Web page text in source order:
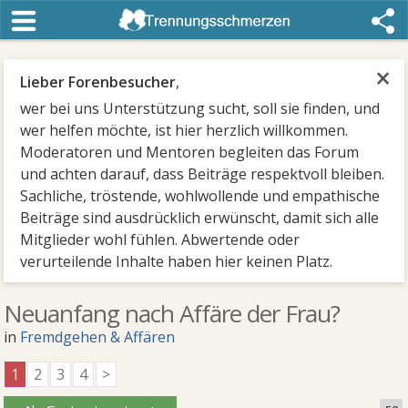
×
Lieber Forenbesucher,
wer bei uns Unterstützung sucht, soll sie finden, und
wer helfen möchte, ist hier herzlich willkommen.
Moderatoren und Mentoren begleiten das Forum
und achten darauf, dass Beiträge respektvoll bleiben.
Sachliche, tröstende, wohlwollende und empathische
Beiträge sind ausdrücklich erwünscht, damit sich alle
Mitglieder wohl fühlen. Abwertende oder
verurteilende Inhalte haben hier keinen Platz.
Neuanfang nach Affäre der Frau?
in Fremdgehen & Affären
1
2 3 4 >